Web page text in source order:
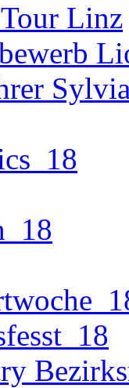
Linz